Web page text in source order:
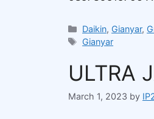
Daikin, Gianyar,
Gianyar
ULTRA
March 1, 2023 by